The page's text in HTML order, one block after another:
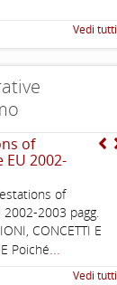
Vedi tutti
of
2002-
of
2003 pagg.
CONCETTI E
Poiché...
Vedi tutti